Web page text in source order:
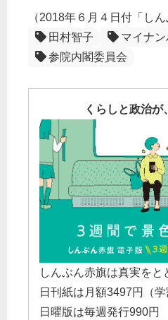
（2018年６月４日付「し
田村智子
マイナン
参院内閣委員会
くらしと政治が
しんぶん赤旗は真実をと
日刊紙は月額3497円（学
日曜版は毎週発行990円